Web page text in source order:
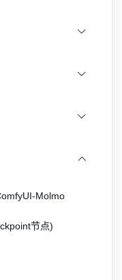
Molmo
节点)